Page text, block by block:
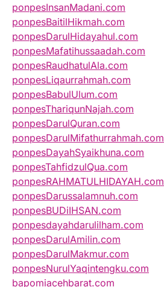
ponpesInsanMadani.com
ponpesBaitilHikmah.com
ponpesDarulHidayahul.com
ponpesMafatihussaadah.com
ponpesRaudhatulAla.com
ponpesLiqaurrahmah.com
ponpesBabulUlum.com
ponpesThariqunNajah.com
ponpesDarulQuran.com
ponpesDarulMifathurrahmah.com
ponpesDayahSyaikhuna.com
ponpesTahfidzulQua.com
ponpesRAHMATULHIDAYAH.com
ponpesDarussalamnuh.com
ponpesBUDiIHSAN.com
ponpesdayahdarulilham.com
ponpesDarulAmilin.com
ponpesDarulMakmur.com
ponpesNurulYaqintengku.com
bapomiacehbarat.com